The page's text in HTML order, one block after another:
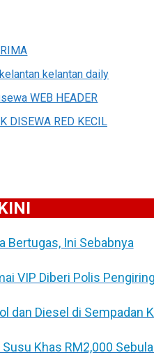
Bertugas, Ini Sebabnya
VIP Diberi Polis Pengiring
dan Diesel di Sempadan
Khas RM2,000